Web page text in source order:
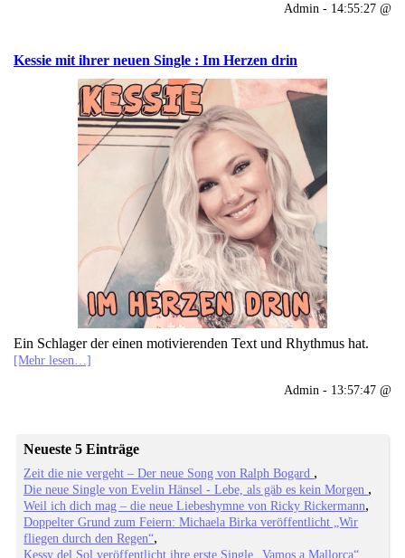
Admin - 14:55:27 @
Kessie mit ihrer neuen Single : Im Herzen drin
Ein Schlager der einen motivierenden Text und Rhythmus hat.
[Mehr lesen…]
Admin - 13:57:47 @
Neueste 5 Einträge
Zeit die nie vergeht – Der neue Song von Ralph Bogard
Die neue Single von Evelin Hänsel - Lebe, als gäb es kein Morgen
Weil ich dich mag – die neue Liebeshymne von Ricky Rickermann
Doppelter Grund zum Feiern: Michaela Birka veröffentlicht „Wir
fliegen durch den Regen“
Kessy del Sol veröffentlicht ihre erste Single „Vamos a Mallorca“